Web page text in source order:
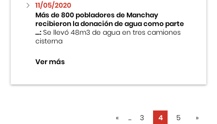
11/05/2020
Más de 800 pobladores de Manchay
recibieron la donación de agua como parte
...:Se llevó 48m3 de agua en tres camiones
cisterna
Ver más
« ... 3 4 5 »